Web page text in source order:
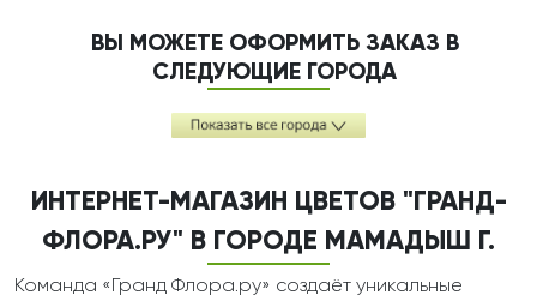
ВЫ МОЖЕТЕ ОФОРМИТЬ ЗАКАЗ В
СЛЕДУЮЩИЕ ГОРОДА
ИНТЕРНЕТ-МАГАЗИН ЦВЕТОВ "ГРАНД-
ФЛОРА.РУ" В ГОРОДЕ МАМАДЫШ Г.
Команда «Гранд Флора.ру» создаёт уникальные